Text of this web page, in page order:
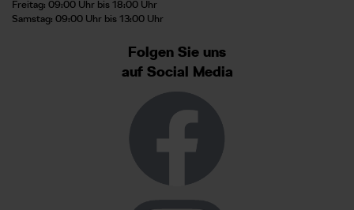
Freitag: 09:00 Uhr bis 18:00 Uhr
Samstag: 09:00 Uhr bis 13:00 Uhr
Folgen Sie uns
auf Social Media